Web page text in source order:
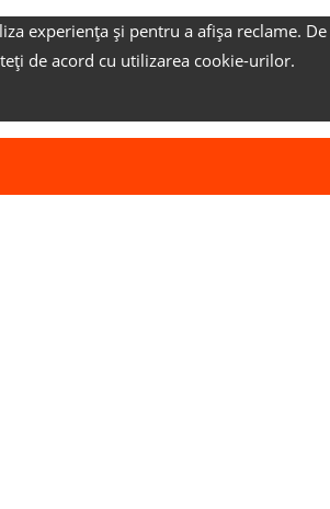
experiența și pentru a afișa reclame.
de acord cu utilizarea cookie-urilor.